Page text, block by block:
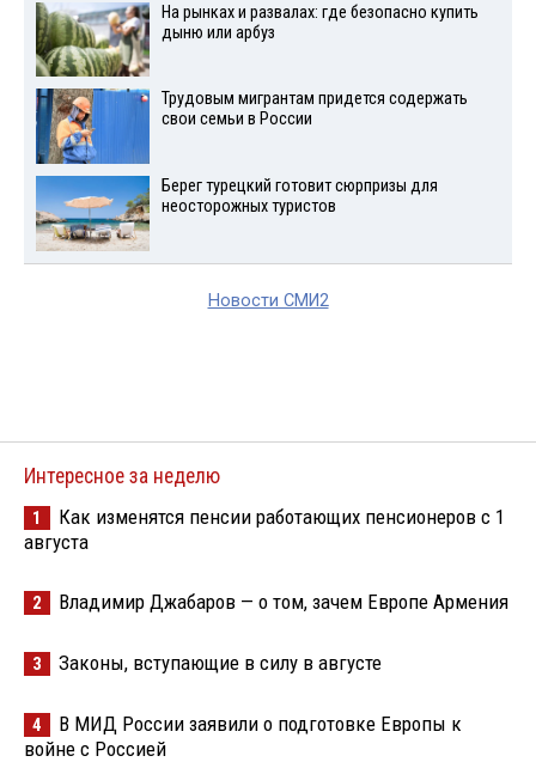
На рынках и развалах: где безопасно купить
дыню или арбуз
Трудовым мигрантам придется содержать
свои семьи в России
Берег турецкий готовит сюрпризы для
неосторожных туристов
Новости СМИ2
Интересное за неделю
1
Как изменятся пенсии работающих пенсионеров с 1
августа
2 Владимир Джабаров — о том, зачем Европе Армения
3 Законы, вступающие в силу в августе
4
В МИД России заявили о подготовке Европы к
войне с Россией